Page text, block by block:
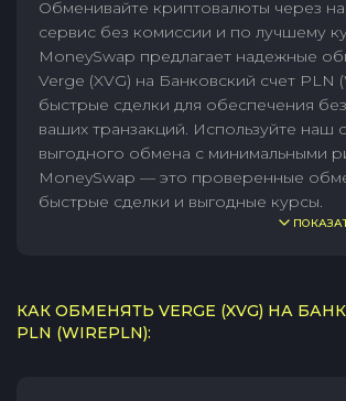
Обменивайте криптовалюты через
сервис без комиссии и по лучшему
MoneySwap предлагает надежные
Verge (XVG) на Банковский счет PLN
быстрые сделки для обеспечения
ваших транзакций. Используйте наш
выгодного обмена с минимальными
MoneySwap — это проверенные
быстрые сделки и выгодные курсы.
КАК ОБМЕНЯТЬ VERGE (XVG) НА
PLN (WIREPLN):